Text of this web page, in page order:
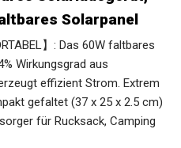
Solarpanel
】: Das 60W faltbares
Wirkungsgrad aus
effizient Strom. Extrem
gefaltet (37 x 25 x 2.5 cm)
für Rucksack, Camping